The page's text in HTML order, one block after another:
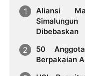
Aliansi
Dibebaskan
50
Berpakaian